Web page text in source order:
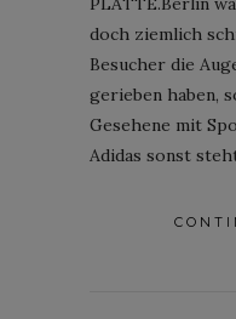
doch ziemlich
Besucher die
gerieben haben,
Gesehene mit
Adidas sonst